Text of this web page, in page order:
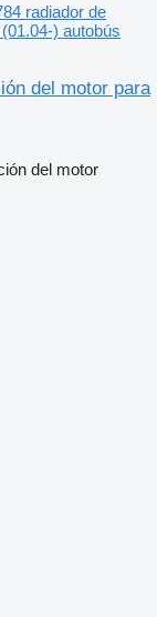
radiador de
) autobús
del motor para
del motor